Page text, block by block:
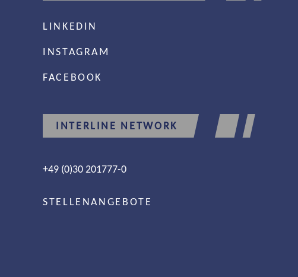
LINKEDIN
INSTAGRAM
FACEBOOK
INTERLINE NETWORK
+49 (0)30 201777-0
STELLENANGEBOTE